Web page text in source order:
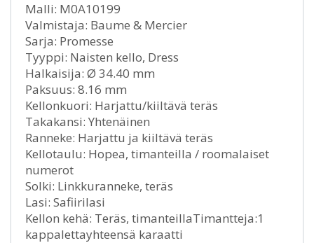
Malli: M0A10199
Valmistaja: Baume & Mercier
Sarja: Promesse
Tyyppi: Naisten kello, Dress
Halkaisija: Ø 34.40 mm
Paksuus: 8.16 mm
Kellonkuori: Harjattu/kiiltävä teräs
Takakansi: Yhtenäinen
Ranneke: Harjattu ja kiiltävä teräs
Kellotaulu: Hopea, timanteilla / roomalaiset
numerot
Solki: Linkkuranneke, teräs
Lasi: Safiirilasi
Kellon kehä: Teräs, timanteillaTimantteja:1
kappalettayhteensä karaatti